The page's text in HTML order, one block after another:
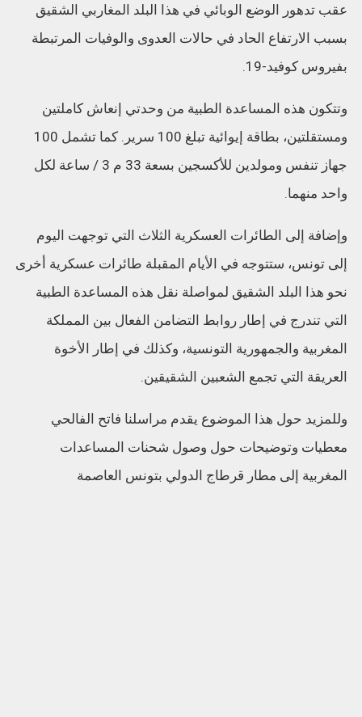
عقب تدهور الوضع الوبائي في هذا البلد المغاربي الشقيق
بسبب الارتفاع الحاد في حالات العدوى والوفيات المرتبطة
بفيروس كوفيد-19.
وتتكون هذه المساعدة الطبية من وحدتي إنعاش كاملتين
ومستقلتين، بطاقة إيوائية تبلغ 100 سرير. كما تشمل 100
جهاز تنفس ومولدين للأكسجين بسعة 33 م 3 / ساعة لكل
واحد منهما.
وإضافة إلى الطائرات العسكرية الثلاث التي توجهت اليوم
إلى تونس، ستتوجه في الأيام المقبلة طائرات عسكرية أخرى
نحو هذا البلد الشقيق لمواصلة نقل هذه المساعدة الطبية
التي تندرج في إطار روابط التضامن الفعال بين المملكة
المغربية والجمهورية التونسية، وكذلك في إطار الأخوة
العريقة التي تجمع الشعبين الشقيقين.
وللمزيد حول هذا الموضوع يقدم مراسلنا فاتح الفالحي
معطيات وتوضيحات حول وصول شحنات المساعدات
المغربية إلى مطار قرطاج الدولي بتونس العاصمة